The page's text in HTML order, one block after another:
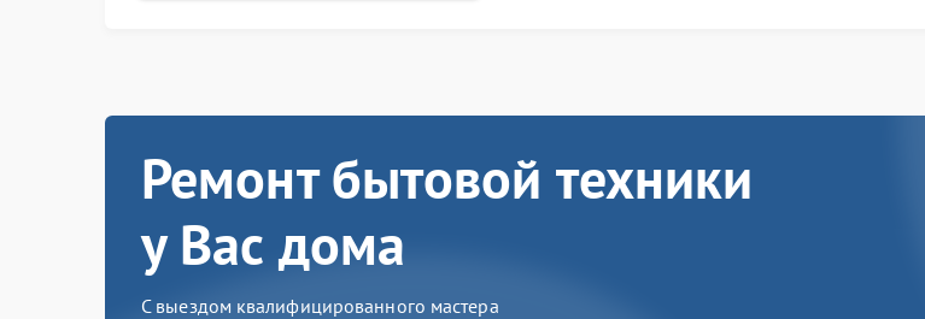
Ремонт бытовой техники
у Вас дома
С выездом квалифицированного мастера